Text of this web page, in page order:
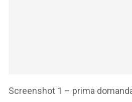
Screenshot 1 – prima